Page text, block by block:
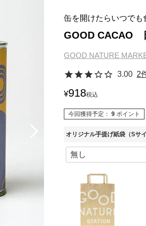
缶を開けたらいつでも
GOOD CACAO
GOOD NATURE
3.00 2
¥918税込
今回獲得予定： 9 ポイント
オリジナル手提げ紙袋（Sサイ